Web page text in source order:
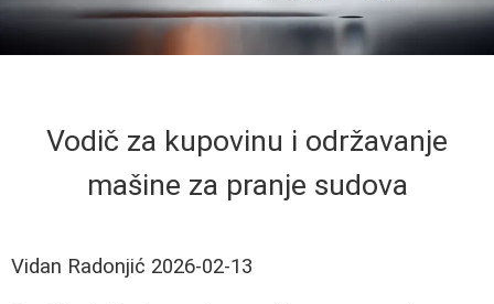
Vodič za kupovinu i održavanje
mašine za pranje sudova
Vidan Radonjić 2026-02-13